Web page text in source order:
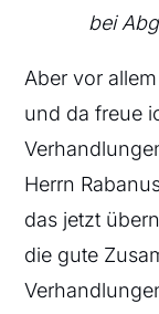
bei
Aber vor
und da freue
Herrn
das jetzt
die gute